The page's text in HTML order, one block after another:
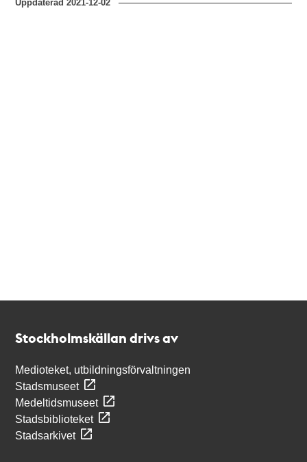
Uppdaterad2021-12-02
Stockholmskällan drivs av
Medioteket, utbildningsförvaltningen
Stadsmuseet
Medeltidsmuseet
Stadsbiblioteket
Stadsarkivet